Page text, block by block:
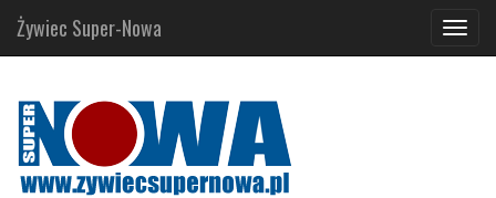
Żywiec Super-Nowa